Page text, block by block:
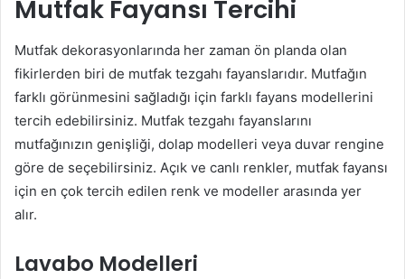
Mutfak Fayansı Tercihi
Mutfak dekorasyonlarında her zaman ön planda olan
fikirlerden biri de mutfak tezgahı fayanslarıdır. Mutfağın
farklı görünmesini sağladığı için farklı fayans modellerini
tercih edebilirsiniz. Mutfak tezgahı fayanslarını
mutfağınızın genişliği, dolap modelleri veya duvar rengine
göre de seçebilirsiniz. Açık ve canlı renkler, mutfak fayansı
için en çok tercih edilen renk ve modeller arasında yer
alır.
Lavabo Modelleri